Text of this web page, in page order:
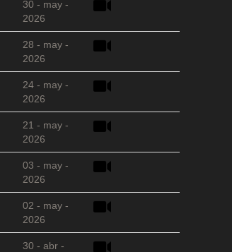
30 - may -
2026
28 - may -
2026
24 - may -
2026
21 - may -
2026
03 - may -
2026
02 - may -
2026
30 - abr -